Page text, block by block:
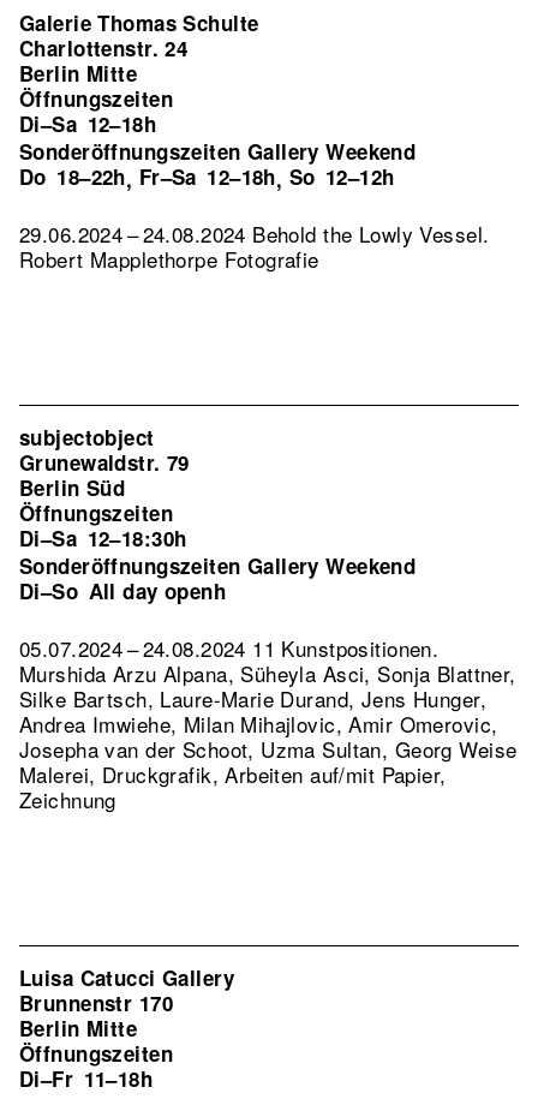
Galerie Thomas Schulte
Charlottenstr. 24
Berlin Mitte
Öffnungszeiten
Di–Sa 12–18h
Sonderöffnungszeiten Gallery Weekend
Do 18–22h, Fr–Sa 12–18h, So 12–12h
29.06.2024 – 24.08.2024 Behold the Lowly Vessel.
Robert Mapplethorpe Fotografie
subjectobject
Grunewaldstr. 79
Berlin Süd
Öffnungszeiten
Di–Sa 12–18:30h
Sonderöffnungszeiten Gallery Weekend
Di–So All day openh
05.07.2024 – 24.08.2024 11 Kunstpositionen.
Murshida Arzu Alpana, Süheyla Asci, Sonja Blattner,
Silke Bartsch, Laure-Marie Durand, Jens Hunger,
Andrea Imwiehe, Milan Mihajlovic, Amir Omerovic,
Josepha van der Schoot, Uzma Sultan, Georg Weise
Malerei, Druckgrafik, Arbeiten auf/mit Papier,
Zeichnung
Luisa Catucci Gallery
Brunnenstr 170
Berlin Mitte
Öffnungszeiten
Di–Fr 11–18h